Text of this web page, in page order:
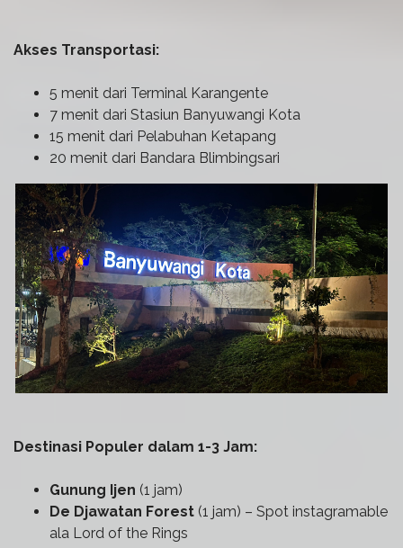
Akses Transportasi:
5 menit dari Terminal Karangente
7 menit dari Stasiun Banyuwangi Kota
15 menit dari Pelabuhan Ketapang
20 menit dari Bandara Blimbingsari
Destinasi Populer dalam 1-3 Jam:
Gunung Ijen (1 jam)
De Djawatan Forest (1 jam) – Spot instagramable
ala Lord of the Rings